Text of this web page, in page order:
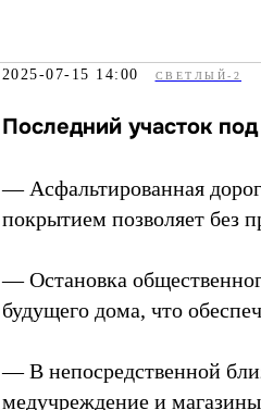
Последний
2025-07-15 14:00 СВЕТЛЫЙ-2
Последний участок
— Асфальтированная
покрытием позволяет без
— Остановка
будущего дома, что
— В непосредственной
медучреждение и